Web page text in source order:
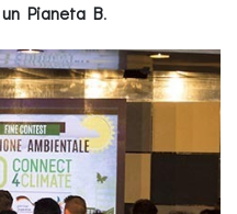
Pianeta B.